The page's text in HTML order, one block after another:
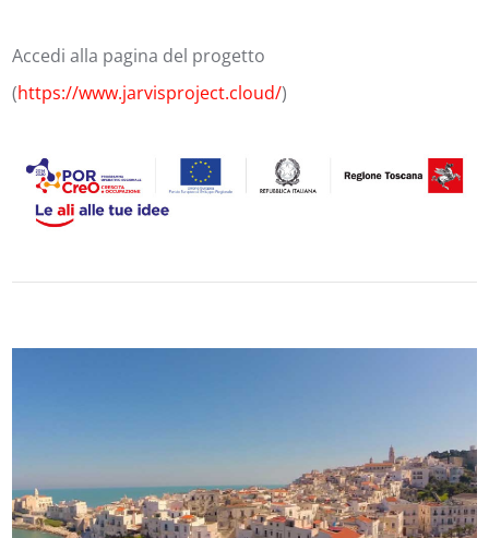
Accedi alla pagina del progetto
(https://www.jarvisproject.cloud/)